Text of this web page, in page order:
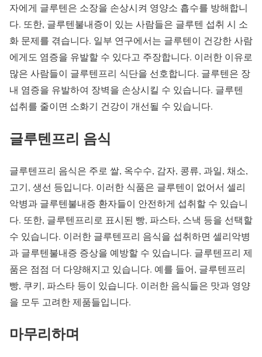
자에게 글루텐은 소장을 손상시켜 영양소 흡수를 방해합니
다. 또한, 글루텐불내증이 있는 사람들은 글루텐 섭취 시 소
화 문제를 겪습니다. 일부 연구에서는 글루텐이 건강한 사람
에게도 염증을 유발할 수 있다고 주장합니다. 이러한 이유로
많은 사람들이 글루텐프리 식단을 선호합니다. 글루텐은 장
내 염증을 유발하여 장벽을 손상시킬 수 있습니다. 글루텐
섭취를 줄이면 소화기 건강이 개선될 수 있습니다.
글루텐프리 음식
글루텐프리 음식은 주로 쌀, 옥수수, 감자, 콩류, 과일, 채소,
고기, 생선 등입니다. 이러한 식품은 글루텐이 없어서 셀리
악병과 글루텐불내증 환자들이 안전하게 섭취할 수 있습니
다. 또한, 글루텐프리로 표시된 빵, 파스타, 스낵 등을 선택할
수 있습니다. 이러한 글루텐프리 음식을 섭취하면 셀리악병
과 글루텐불내증 증상을 예방할 수 있습니다. 글루텐프리 제
품은 점점 더 다양해지고 있습니다. 예를 들어, 글루텐프리
빵, 쿠키, 파스타 등이 있습니다. 이러한 음식들은 맛과 영양
을 모두 고려한 제품들입니다.
마무리하며